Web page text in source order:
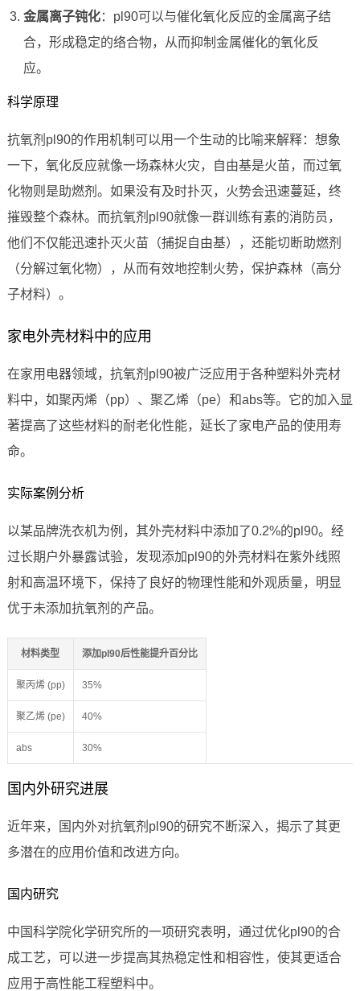
金属离子钝化：pl90可以与催化氧化反应的金属离子结
合，形成稳定的络合物，从而抑制金属催化的氧化反
应。
科学原理
抗氧剂pl90的作用机制可以用一个生动的比喻来解释：想象
一下，氧化反应就像一场森林火灾，自由基是火苗，而过氧
化物则是助燃剂。如果没有及时扑灭，火势会迅速蔓延，终
摧毁整个森林。而抗氧剂pl90就像一群训练有素的消防员，
他们不仅能迅速扑灭火苗（捕捉自由基），还能切断助燃剂
（分解过氧化物），从而有效地控制火势，保护森林（高分
子材料）。
家电外壳材料中的应用
在家用电器领域，抗氧剂pl90被广泛应用于各种塑料外壳材
料中，如聚丙烯（pp）、聚乙烯（pe）和abs等。它的加入显
著提高了这些材料的耐老化性能，延长了家电产品的使用寿
命。
实际案例分析
以某品牌洗衣机为例，其外壳材料中添加了0.2%的pl90。经
过长期户外暴露试验，发现添加pl90的外壳材料在紫外线照
射和高温环境下，保持了良好的物理性能和外观质量，明显
优于未添加抗氧剂的产品。
材料类型 添加pl90后性能提升百分比
聚丙烯 (pp) 35%
聚乙烯 (pe) 40%
abs 30%
国内外研究进展
近年来，国内外对抗氧剂pl90的研究不断深入，揭示了其更
多潜在的应用价值和改进方向。
国内研究
中国科学院化学研究所的一项研究表明，通过优化pl90的合
成工艺，可以进一步提高其热稳定性和相容性，使其更适合
应用于高性能工程塑料中。